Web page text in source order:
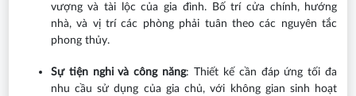
vượng và tài lộc của gia đình. Bố trí cửa chính, hướng
nhà, và vị trí các phòng phải tuân theo các nguyên tắc
phong thủy.
Sự tiện nghi và công năng: Thiết kế cần đáp ứng tối đa
nhu cầu sử dụng của gia chủ, với không gian sinh hoạt